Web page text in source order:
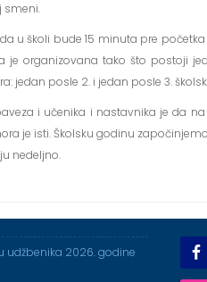
smeni.
u školi bude 15 minuta pre
je organizovana tako što postoji
jedan posle 2. i jedan posle 3.
i učenika i nastavnika je da
je isti. Školsku godinu
nedeljno.
udžbenika 2026. godine